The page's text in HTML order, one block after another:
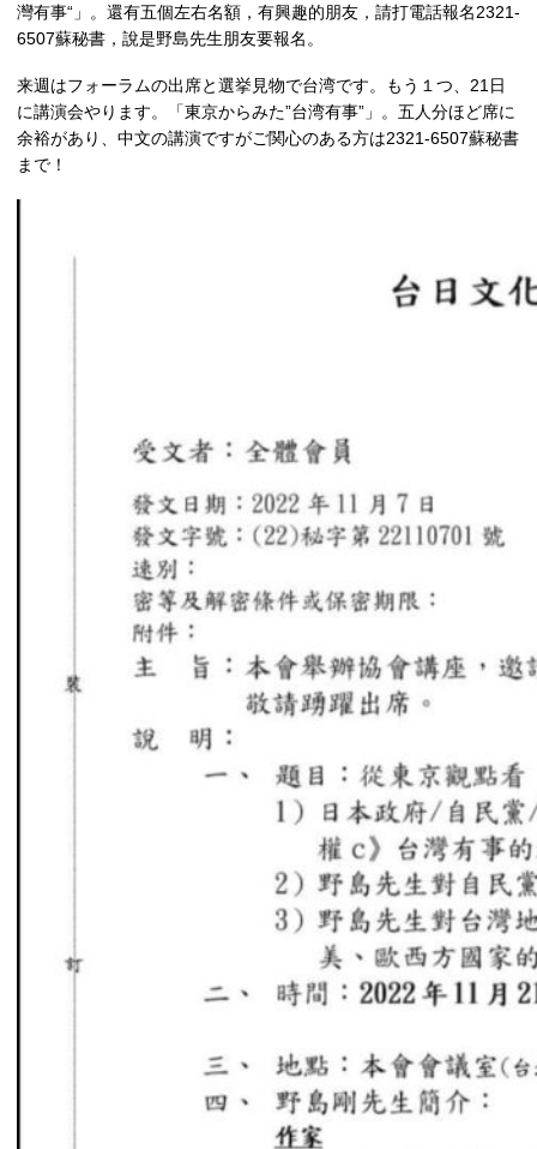
灣有事“」。還有五個左右名額，有興趣的朋友，請打電話報名2321-
6507蘇秘書，說是野島先生朋友要報名。
来週はフォーラムの出席と選挙見物で台湾です。もう１つ、21日
に講演会やります。「東京からみた”台湾有事”」。五人分ほど席に
余裕があり、中文の講演ですがご関心のある方は2321-6507蘇秘書
まで！